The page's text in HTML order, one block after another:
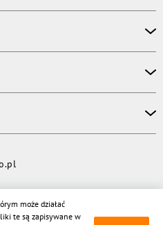
może działać
te są zapisywane w